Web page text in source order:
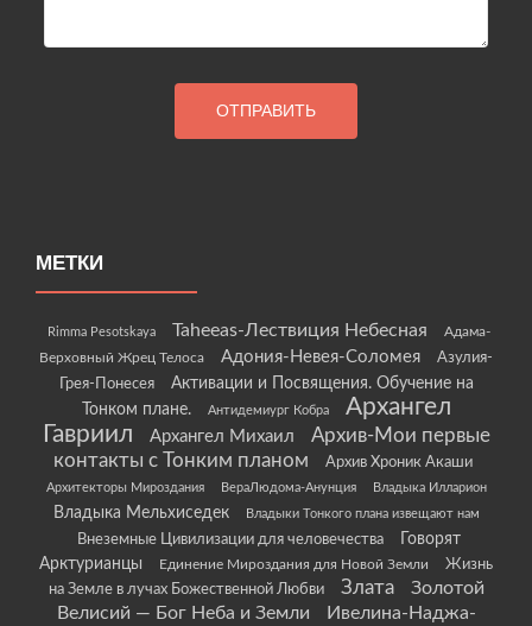
МЕТКИ
Rimma Pesotskaya Taheeas-Лествиция Небесная
Адама-
Верховный Жрец Телоса
Адония-Невея-Соломея
Азулия-
Грея-Понесея
Активации и Посвящения. Обучение на
Тонком плане.
Антидемиург Кобра
Архангел
Гавриил
Архангел Михаил
Архив-Мои первые
контакты с Тонким планом
Архив Хроник Акаши
Архитекторы Мироздания ВераЛюдома-Анунция Владыка Илларион
Владыка Мельхиседек Владыки Тонкого плана извещают нам
Внеземные Цивилизации для человечества
Говорят
Арктурианцы
Единение Мироздания для Новой Земли
Жизнь
на Земле в лучах Божественной Любви
Злата
Золотой
Велисий — Бог Неба и Земли
Ивелина-Наджа-